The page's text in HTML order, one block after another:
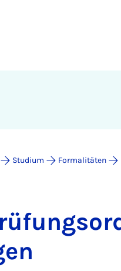
Studium
Formalitäten